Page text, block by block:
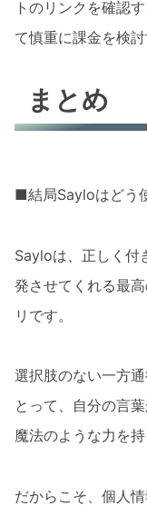
トのリンクを確認
て慎重に課金を検
まとめ
■結局Sayloはどう
Sayloは、正しく付
発させてくれる最
リです。
選択肢のない一方
とって、自分の言
魔法のような力を持
だからこそ、個人